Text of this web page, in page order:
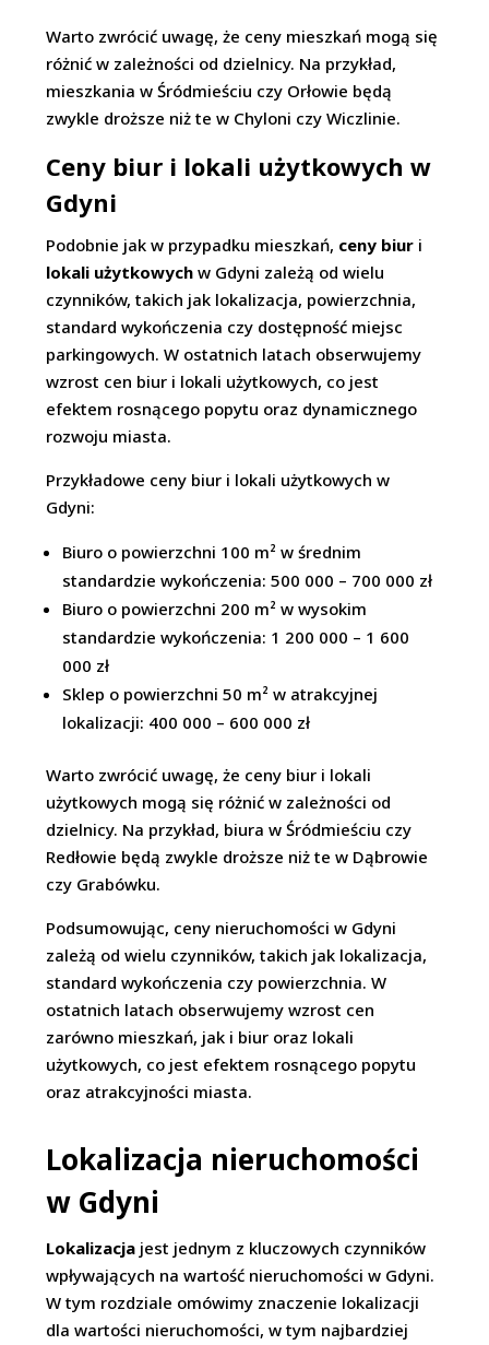
Warto zwrócić uwagę, że ceny mieszkań mogą się
różnić w zależności od dzielnicy. Na przykład,
mieszkania w Śródmieściu czy Orłowie będą
zwykle droższe niż te w Chyloni czy Wiczlinie.
Ceny biur i lokali użytkowych w
Gdyni
Podobnie jak w przypadku mieszkań, ceny biur i
lokali użytkowych w Gdyni zależą od wielu
czynników, takich jak lokalizacja, powierzchnia,
standard wykończenia czy dostępność miejsc
parkingowych. W ostatnich latach obserwujemy
wzrost cen biur i lokali użytkowych, co jest
efektem rosnącego popytu oraz dynamicznego
rozwoju miasta.
Przykładowe ceny biur i lokali użytkowych w
Gdyni:
Biuro o powierzchni 100 m² w średnim
standardzie wykończenia: 500 000 – 700 000 zł
Biuro o powierzchni 200 m² w wysokim
standardzie wykończenia: 1 200 000 – 1 600
000 zł
Sklep o powierzchni 50 m² w atrakcyjnej
lokalizacji: 400 000 – 600 000 zł
Warto zwrócić uwagę, że ceny biur i lokali
użytkowych mogą się różnić w zależności od
dzielnicy. Na przykład, biura w Śródmieściu czy
Redłowie będą zwykle droższe niż te w Dąbrowie
czy Grabówku.
Podsumowując, ceny nieruchomości w Gdyni
zależą od wielu czynników, takich jak lokalizacja,
standard wykończenia czy powierzchnia. W
ostatnich latach obserwujemy wzrost cen
zarówno mieszkań, jak i biur oraz lokali
użytkowych, co jest efektem rosnącego popytu
oraz atrakcyjności miasta.
Lokalizacja nieruchomości
w Gdyni
Lokalizacja jest jednym z kluczowych czynników
wpływających na wartość nieruchomości w Gdyni.
W tym rozdziale omówimy znaczenie lokalizacji
dla wartości nieruchomości, w tym najbardziej